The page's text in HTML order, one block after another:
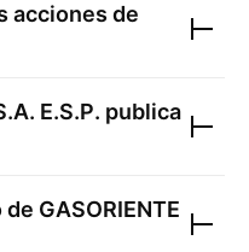
acciones de
E.S.P. publica
de GASORIENTE